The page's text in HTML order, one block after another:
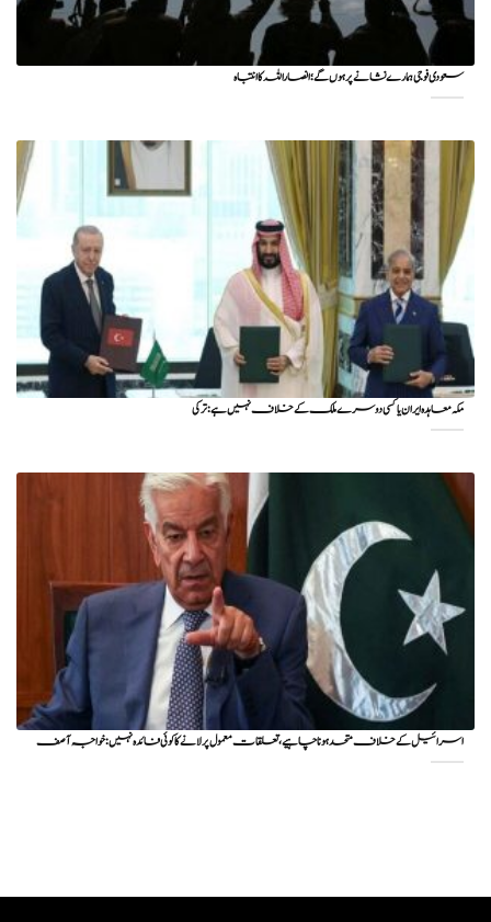
سعودی فوجی ہمارے نشانے پر ہوں گے؛ انصاراللہ کا انتباہ
مکہ معاہدہ ایران یا کسی دوسرے ملک کے خلاف نہیں ہے: ترکی
اسرائیل کے خلاف متحد ہونا چاہیے، تعلقات معمول پر لانے کا کوئی فائدہ نہیں: خواجہ آصف